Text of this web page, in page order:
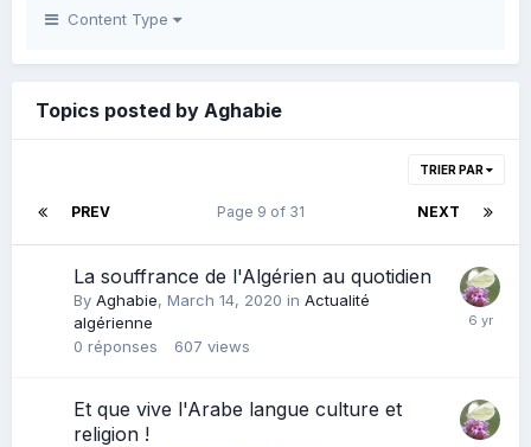
Content Type
Topics posted by Aghabie
TRIER PAR
PREV NEXT
Page 9 of 31
La souffrance de l'Algérien au quotidien
By Aghabie, March 14, 2020 in Actualité
algérienne
0 réponses 607 views
Et que vive l'Arabe langue culture et
religion !